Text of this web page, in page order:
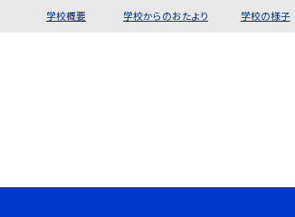
学校概要 学校からのおたより 学校の様子